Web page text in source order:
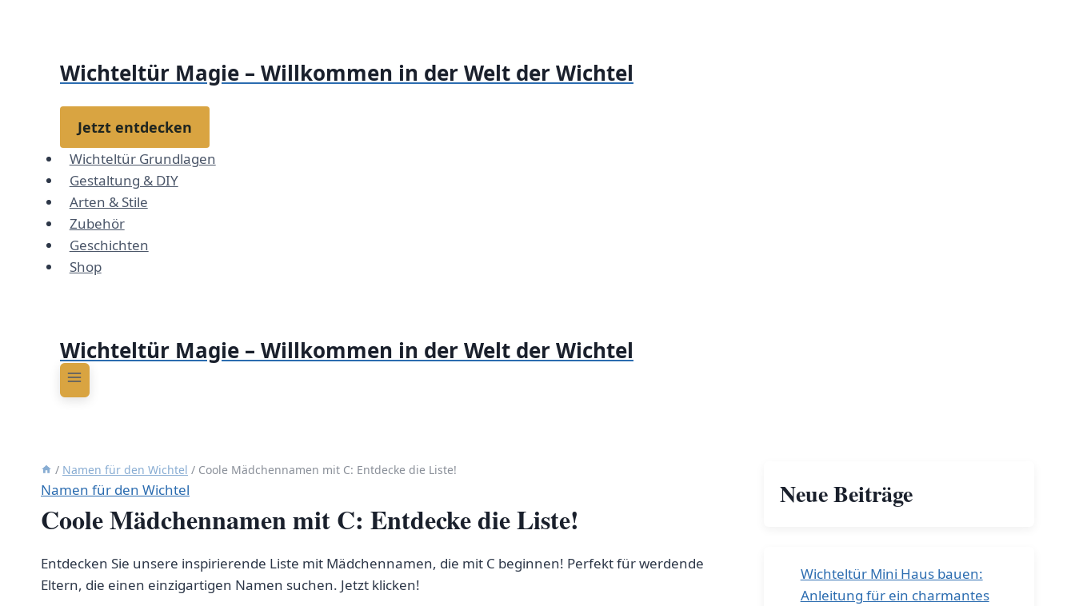
Wichteltür Magie – Willkommen in der Welt der Wichtel
Jetzt entdecken
Wichteltür Grundlagen
Gestaltung & DIY
Arten & Stile
Zubehör
Geschichten
Shop
Wichteltür Magie – Willkommen in der Welt der Wichtel
/ Namen für den Wichtel / Coole Mädchennamen mit C: Entdecke die Liste!
Namen für den Wichtel
Coole Mädchennamen mit C: Entdecke die Liste!
Entdecken Sie unsere inspirierende Liste mit Mädchennamen, die mit C beginnen! Perfekt für werdende
Eltern, die einen einzigartigen Namen suchen. Jetzt klicken!
Neue Beiträge
Wichteltür Mini Haus bauen:
Anleitung für ein charmantes